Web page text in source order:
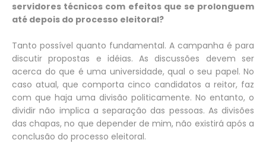
servidores técnicos com efeitos que se prolonguem
até depois do processo eleitoral?
Tanto possível quanto fundamental. A campanha é para
discutir propostas e idéias. As discussões devem ser
acerca do que é uma universidade, qual o seu papel. No
caso atual, que comporta cinco candidatos a reitor, faz
com que haja uma divisão politicamente. No entanto, o
dividir não implica a separação das pessoas. As divisões
das chapas, no que depender de mim, não existirá após a
conclusão do processo eleitoral.